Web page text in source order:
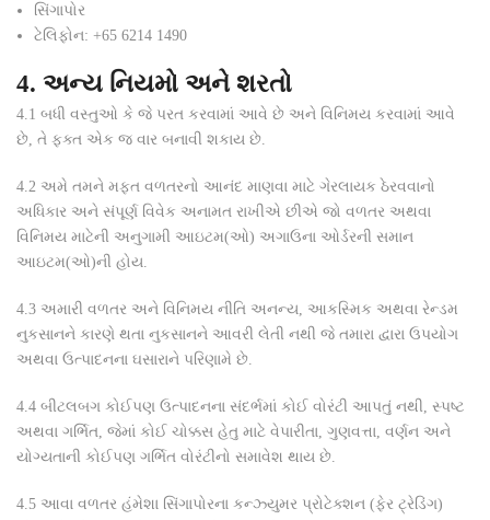
સિંગાપોર
ટેલિફોન: +65 6214 1490
4. અન્ય નિયમો અને શરતો
4.1 બધી વસ્તુઓ કે જે પરત કરવામાં આવે છે અને વિનિમય કરવામાં આવે
છે, તે ફક્ત એક જ વાર બનાવી શકાય છે.
4.2 અમે તમને મફત વળતરનો આનંદ માણવા માટે ગેરલાયક ઠેરવવાનો
અધિકાર અને સંપૂર્ણ વિવેક અનામત રાખીએ છીએ જો વળતર અથવા
વિનિમય માટેની અનુગામી આઇટમ(ઓ) અગાઉના ઓર્ડરની સમાન
આઇટમ(ઓ)ની હોય.
4.3 અમારી વળતર અને વિનિમય નીતિ અનન્ય, આકસ્મિક અથવા રેન્ડમ
નુકસાનને કારણે થતા નુકસાનને આવરી લેતી નથી જે તમારા દ્વારા ઉપયોગ
અથવા ઉત્પાદનના ઘસારાને પરિણામે છે.
4.4 બીટલબગ કોઈપણ ઉત્પાદનના સંદર્ભમાં કોઈ વોરંટી આપતું નથી, સ્પષ્ટ
અથવા ગર્ભિત, જેમાં કોઈ ચોક્કસ હેતુ માટે વેપારીતા, ગુણવત્તા, વર્ણન અને
યોગ્યતાની કોઈપણ ગર્ભિત વોરંટીનો સમાવેશ થાય છે.
4.5 આવા વળતર હંમેશા સિંગાપોરના કન્ઝ્યુમર પ્રોટેક્શન (ફેર ટ્રેડિંગ)